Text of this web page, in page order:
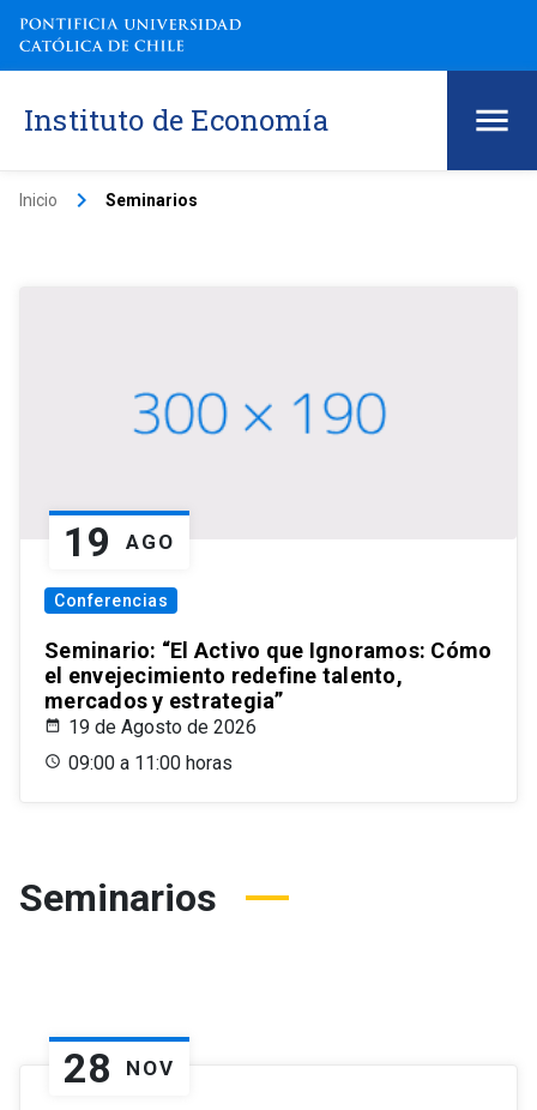
Instituto de Economía
Inicio keyboard_arrow_right Seminarios
19 AGO
Conferencias
Seminario: “El Activo que Ignoramos: Cómo
el envejecimiento redefine talento,
mercados y estrategia”
19 de Agosto de 2026
09:00 a 11:00 horas
Seminarios
28 NOV